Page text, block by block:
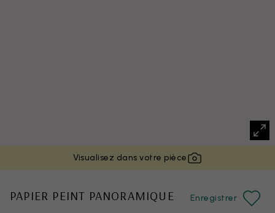
Visualisez dans votre pièce
PAPIER PEINT PANORAMIQUE Enregistrer